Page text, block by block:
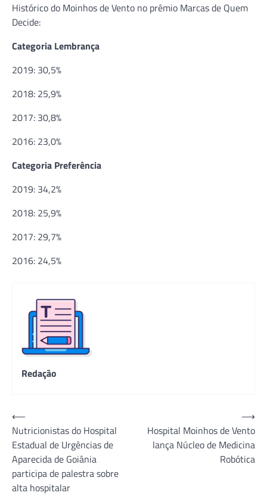
Histórico do Moinhos de Vento no prêmio Marcas de Quem
Decide:
Categoria Lembrança
2019: 30,5%
2018: 25,9%
2017: 30,8%
2016: 23,0%
Categoria Preferência
2019: 34,2%
2018: 25,9%
2017: 29,7%
2016: 24,5%
Redação
Navegação
de
Post
⟵
Nutricionistas do Hospital
Estadual de Urgências de
Aparecida de Goiânia
participa de palestra sobre
alta hospitalar
Hospital Moinhos de Vento
lança Núcleo de Medicina
Robótica
⟶